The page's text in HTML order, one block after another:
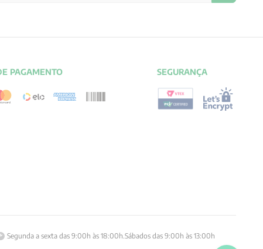
PAGAMENTO SEGURANÇA
Segunda a sexta das 9:00h às 18:00h.Sábados das 9:00h às 13:00h